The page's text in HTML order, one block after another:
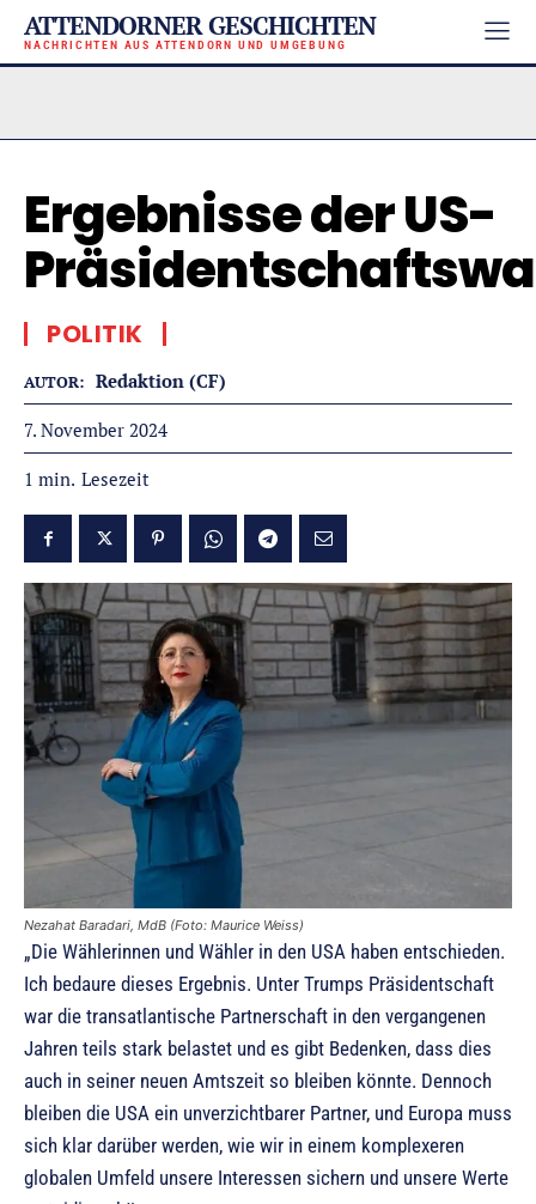
ATTENDORNER GESCHICHTEN
NACHRICHTEN AUS ATTENDORN UND UMGEBUNG
Ergebnisse der US-
POLITIK
AUTOR: Redaktion (CF)
7. November 2024
1 min. Lesezeit
Nezahat Baradari, MdB (Foto: Maurice Weiss)
„Die Wählerinnen und Wähler in den USA haben entschieden.
Ich bedaure dieses Ergebnis. Unter Trumps Präsidentschaft
war die transatlantische Partnerschaft in den vergangenen
Jahren teils stark belastet und es gibt Bedenken, dass dies
auch in seiner neuen Amtszeit so bleiben könnte. Dennoch
bleiben die USA ein unverzichtbarer Partner, und Europa muss
sich klar darüber werden, wie wir in einem komplexeren
globalen Umfeld unsere Interessen sichern und unsere Werte